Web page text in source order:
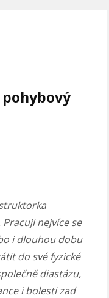
nejvíce se
i dlouhou dobu
do své fyzické
diastázu,
i bolesti zad